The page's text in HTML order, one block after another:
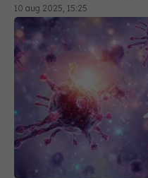
10 aug 2025, 15:25